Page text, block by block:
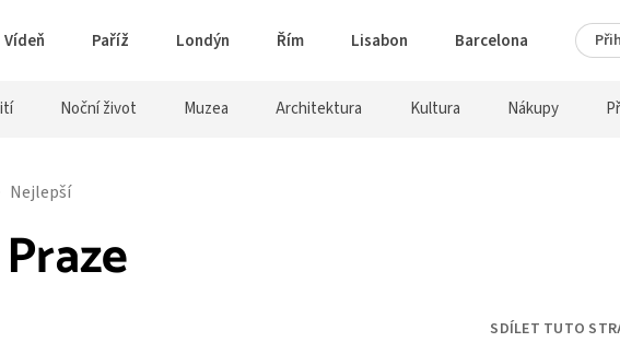
Vídeň Paříž Londýn Řím Lisabon Barcelona
Noční život Muzea Architektura Kultura Nákupy
Nejlepší
SDÍLET TUTO